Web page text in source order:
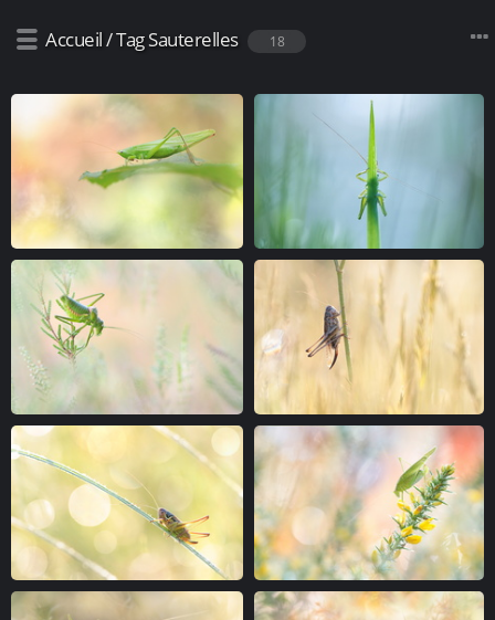
Accueil/TagSauterelles 18